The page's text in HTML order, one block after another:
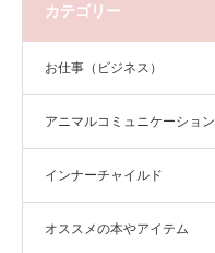
カテゴリー
お仕事（ビジネス）
アニマルコミュニケーション
インナーチャイルド
オススメの本やアイテム